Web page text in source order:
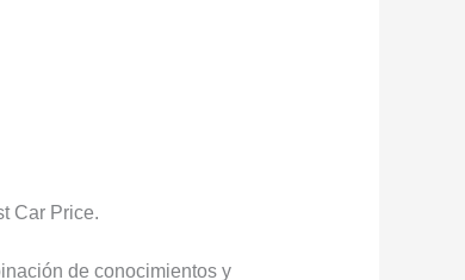
Car Price.
de conocimientos y